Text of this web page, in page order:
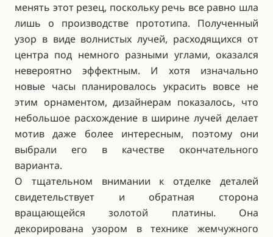
менять этот резец, поскольку речь все равно шла
лишь о производстве прототипа. Полученный
узор в виде волнистых лучей, расходящихся от
центра под немного разными углами, оказался
невероятно эффектным. И хотя изначально
новые часы планировалось украсить вовсе не
этим орнаментом, дизайнерам показалось, что
небольшое расхождение в ширине лучей делает
мотив даже более интересным, поэтому они
выбрали его в качестве окончательного
варианта.
О тщательном внимании к отделке деталей
свидетельствует и обратная сторона
вращающейся золотой платины. Она
декорирована узором в технике жемчужного